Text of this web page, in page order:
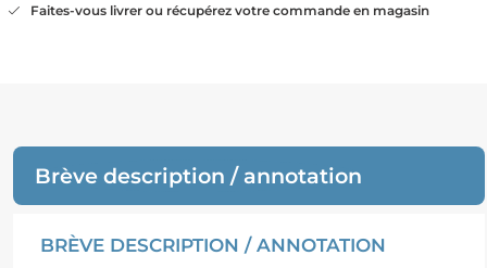
Faites-vous livrer ou récupérez votre commande en magasin
Brève description / annotation
BRÈVE DESCRIPTION / ANNOTATION